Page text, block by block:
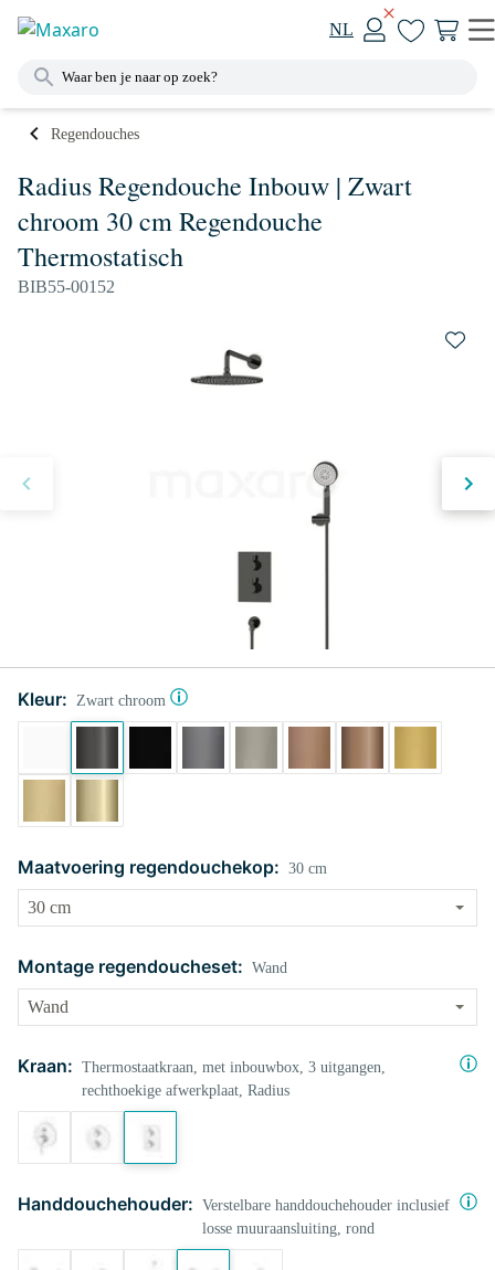
NL
Regendouches
Radius Regendouche Inbouw | Zwart
chroom 30 cm Regendouche
Thermostatisch
BIB55-00152
Kleur: Zwart chroom
Maatvoering regendouchekop: 30 cm
Montage regendoucheset: Wand
Kraan: Thermostaatkraan, met inbouwbox, 3 uitgangen,
rechthoekige afwerkplaat, Radius
Handdouchehouder: Verstelbare handdouchehouder inclusief
losse muuraansluiting, rond